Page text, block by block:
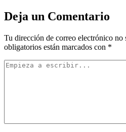
Deja un Comentario
Tu dirección de correo electrónico no
obligatorios están marcados con *